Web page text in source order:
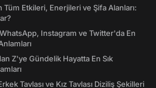
Tüm Etkileri, Enerjileri ve Şifa Alanları:
Instagram ve Twitter'da En
Z'ye Gündelik Hayatta En Sık
Tavlası ve Kız Tavlası Diziliş Şekilleri